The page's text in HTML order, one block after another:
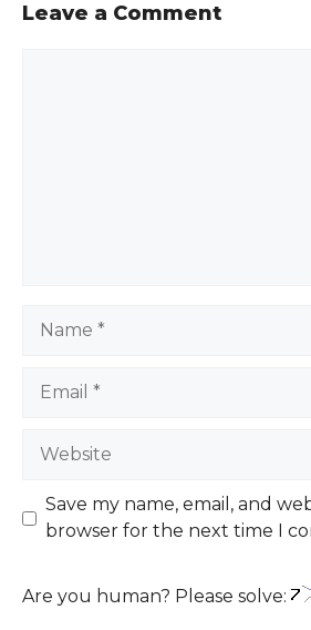
Leave a Comment
Website
Save my name, email, and
browser for the next time I
Are you human? Please solve: